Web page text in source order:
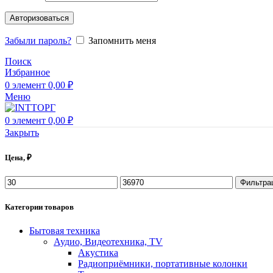
Авторизоваться
Забыли пароль?
Запомнить меня
Поиск
Избранное
0 элемент 0,00 ₽
Меню
0 элемент 0,00 ₽
Закрыть
Цена, ₽
Категории товаров
Бытовая техника
Аудио, Видеотехника, TV
Акустика
Радиоприёмники, портативные колонки